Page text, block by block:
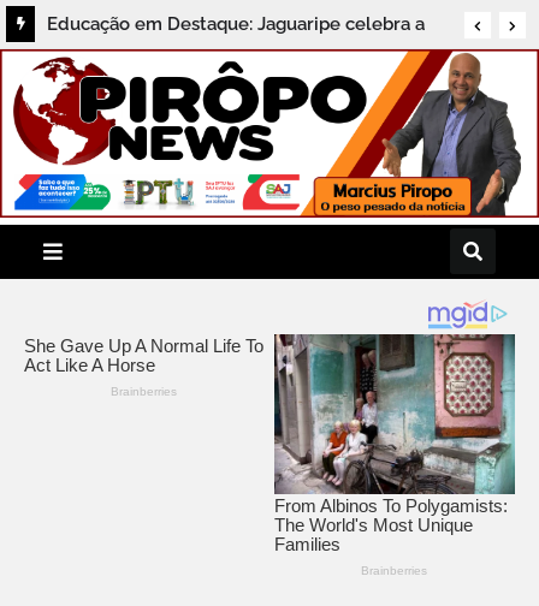
Educação em Destaque: Jaguaripe celebra a
aprovação de 61 alunos na 2ª fase da OBMEP e
consolida avanços na rede municipal